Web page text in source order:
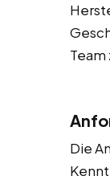
Die